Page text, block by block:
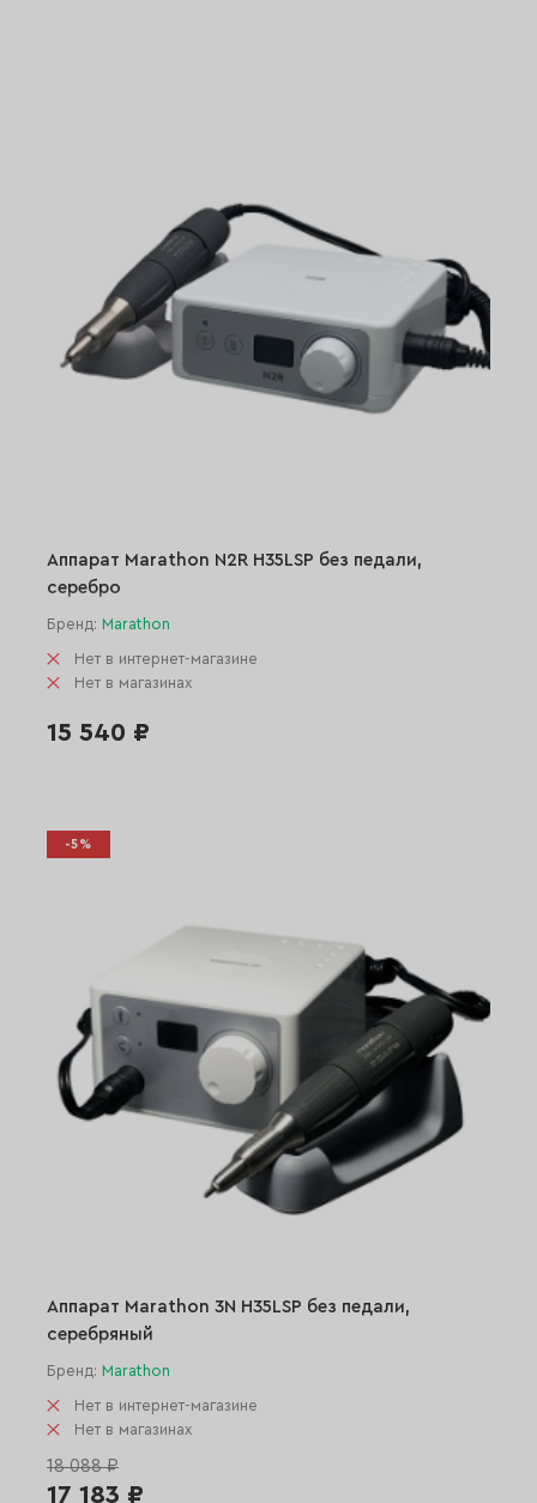
Аппарат Marathon N2R H35LSP без педали,
серебро
Бренд: Marathon
Нет в интернет-магазине
Нет в магазинах
15 540 ₽
-5%
Аппарат Marathon 3N H35LSP без педали,
серебряный
Бренд: Marathon
Нет в интернет-магазине
Нет в магазинах
18 088 ₽
17 183 ₽